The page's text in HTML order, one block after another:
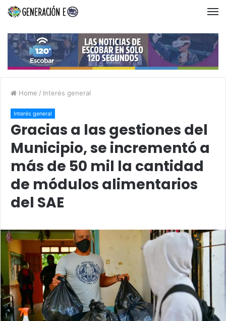
Home / Interés general
Interés general
Gracias a las gestiones del
Municipio, se incrementó a
más de 50 mil la cantidad
de módulos alimentarios
del SAE